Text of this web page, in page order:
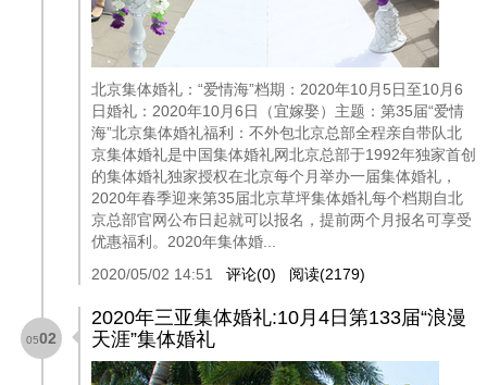
北京集体婚礼：“爱情海”档期：2020年10月5日至10月6
日婚礼：2020年10月6日（宜嫁娶）主题：第35届“爱情
海”北京集体婚礼福利：不外包北京总部全程亲自带队北
京集体婚礼是中国集体婚礼网北京总部于1992年独家首创
的集体婚礼独家授权在北京每个月举办一届集体婚礼，
2020年春季迎来第35届北京草坪集体婚礼每个档期自北
京总部官网公布日起就可以报名，提前两个月报名可享受
优惠福利。2020年集体婚...
2020/05/02 14:51 评论(0) 阅读(2179)
0502
2020年三亚集体婚礼:10月4日第133届“浪漫
天涯”集体婚礼